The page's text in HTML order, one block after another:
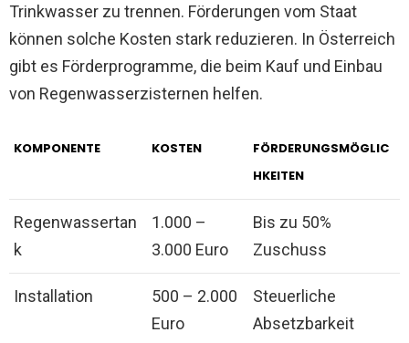
Trinkwasser zu trennen. Förderungen vom Staat
können solche Kosten stark reduzieren. In Österreich
gibt es Förderprogramme, die beim Kauf und Einbau
von Regenwasserzisternen helfen.
KOMPONENTE KOSTEN
FÖRDERUNGSMÖGLIC
HKEITEN
Regenwassertan
k
1.000 –
3.000 Euro
Bis zu 50%
Zuschuss
Installation
500 – 2.000
Euro
Steuerliche
Absetzbarkeit